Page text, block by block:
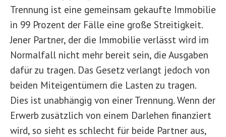
Trennung ist eine gemeinsam gekaufte Immobilie
in 99 Prozent der Fälle eine große Streitigkeit.
Jener Partner, der die Immobilie verlässt wird im
Normalfall nicht mehr bereit sein, die Ausgaben
dafür zu tragen. Das Gesetz verlangt jedoch von
beiden Miteigentümern die Lasten zu tragen.
Dies ist unabhängig von einer Trennung. Wenn der
Erwerb zusätzlich von einem Darlehen finanziert
wird, so sieht es schlecht für beide Partner aus,